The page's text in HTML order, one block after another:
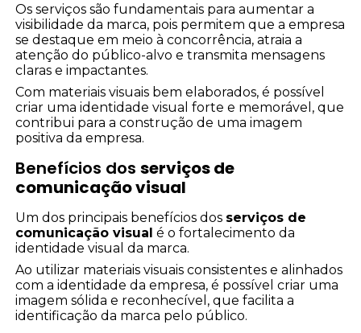
Os serviços são fundamentais para aumentar a
visibilidade da marca, pois permitem que a empresa
se destaque em meio à concorrência, atraia a
atenção do público-alvo e transmita mensagens
claras e impactantes.
Com materiais visuais bem elaborados, é possível
criar uma identidade visual forte e memorável, que
contribui para a construção de uma imagem
positiva da empresa.
Benefícios dosserviços de
comunicação visual
Um dos principais benefícios dos serviços de
comunicação visual é o fortalecimento da
identidade visual da marca.
Ao utilizar materiais visuais consistentes e alinhados
com a identidade da empresa, é possível criar uma
imagem sólida e reconhecível, que facilita a
identificação da marca pelo público.